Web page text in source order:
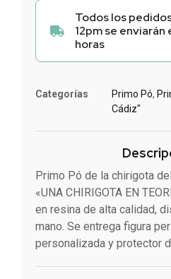
Todos los
12pm se enviarán
horas
Categorías Primo Pó,
Cádiz"
Primo Pó de la chirigota
«UNA CHIRIGOTA EN
en resina de alta calidad,
mano. Se entrega figura
personalizada y protector